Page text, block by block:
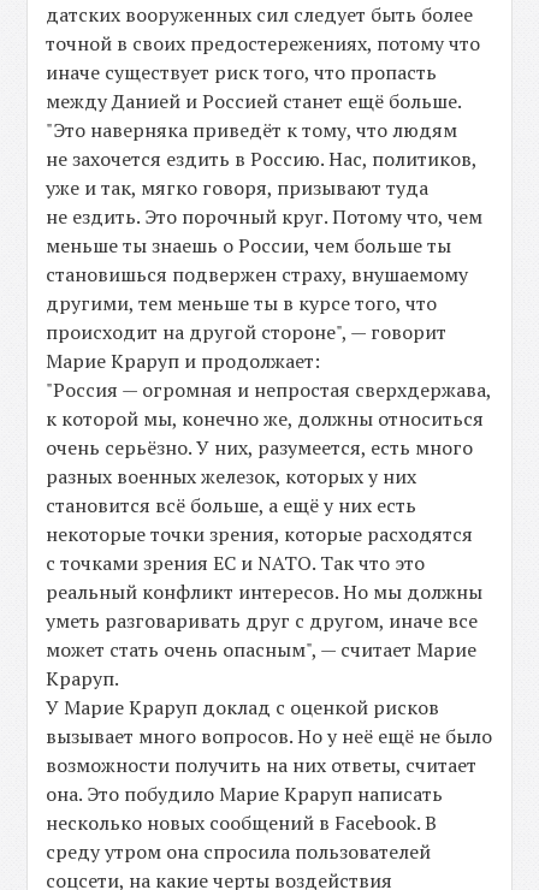
датских вооруженных сил следует быть более
точной в своих предостережениях, потому что
иначе существует риск того, что пропасть
между Данией и Россией станет ещё больше.
"Это наверняка приведёт к тому, что людям
не захочется ездить в Россию. Нас, политиков,
уже и так, мягко говоря, призывают туда
не ездить. Это порочный круг. Потому что, чем
меньше ты знаешь о России, чем больше ты
становишься подвержен страху, внушаемому
другими, тем меньше ты в курсе того, что
происходит на другой стороне", — говорит
Марие Краруп и продолжает:
"Россия — огромная и непростая сверхдержава,
к которой мы, конечно же, должны относиться
очень серьёзно. У них, разумеется, есть много
разных военных железок, которых у них
становится всё больше, а ещё у них есть
некоторые точки зрения, которые расходятся
с точками зрения ЕС и NATO. Так что это
реальный конфликт интересов. Но мы должны
уметь разговаривать друг с другом, иначе все
может стать очень опасным", — считает Марие
Краруп.
У Марие Краруп доклад с оценкой рисков
вызывает много вопросов. Но у неё ещё не было
возможности получить на них ответы, считает
она. Это побудило Марие Краруп написать
несколько новых сообщений в Facebook. В
среду утром она спросила пользователей
соцсети, на какие черты воздействия